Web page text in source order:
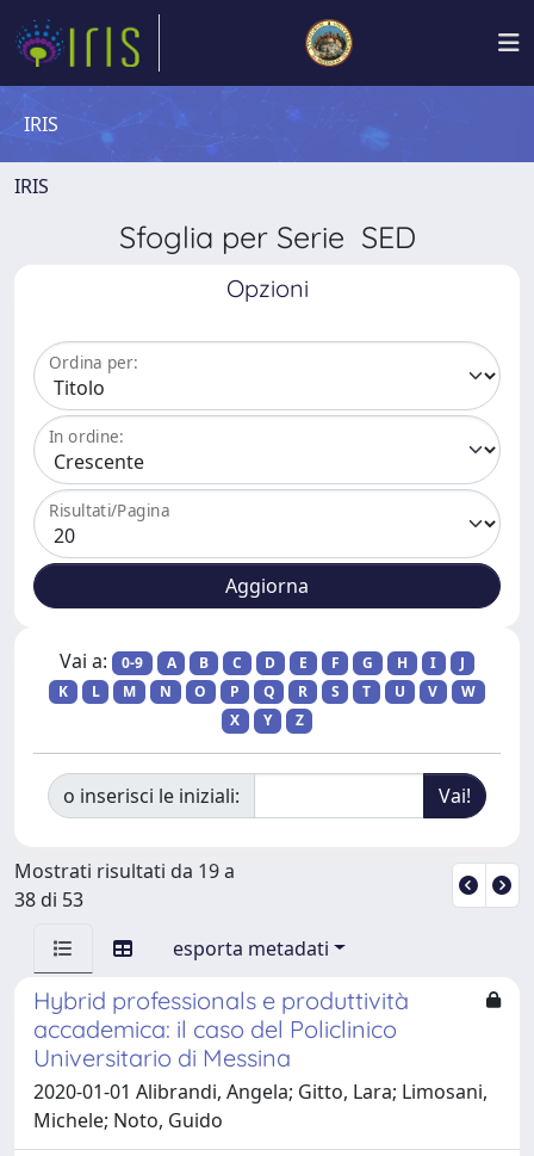
IRIS
IRIS
Sfoglia per Serie SED
Opzioni
Ordina per:
In ordine:
Risultati/Pagina
Vai a: 0-9 A B C D E F G H I
J
K
L M N O P Q R S T U V
W
X
Y Z
o inserisci le iniziali:
Mostrati risultati da 19 a
38 di 53
esporta metadati
Hybrid professionals e produttività
accademica: il caso del Policlinico
Universitario di Messina
2020-01-01 Alibrandi, Angela; Gitto, Lara; Limosani,
Michele; Noto, Guido